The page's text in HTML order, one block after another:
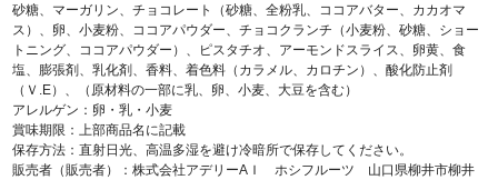
砂糖、マーガリン、チョコレート（砂糖、全粉乳、ココアバター、カカオマ
ス）、卵、小麦粉、ココアパウダー、チョコクランチ（小麦粉、砂糖、ショー
トニング、ココアパウダー）、ピスタチオ、アーモンドスライス、卵黄、食
塩、膨張剤、乳化剤、香料、着色料（カラメル、カロチン）、酸化防止剤
（Ｖ.E）、（原材料の一部に乳、卵、小麦、大豆を含む）
アレルゲン：卵・乳・小麦
賞味期限：上部商品名に記載
保存方法：直射日光、高温多湿を避け冷暗所で保存してください。
販売者（販売者）：株式会社アデリーAＩ ホシフルーツ 山口県柳井市柳井